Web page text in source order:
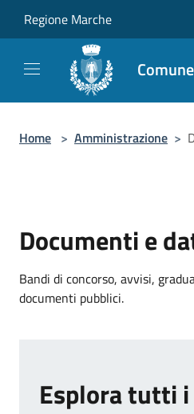
Regione Marche
Home > Amministrazione >
Documenti e
Bandi di concorso, avvisi,
documenti pubblici.
Esplora tutti